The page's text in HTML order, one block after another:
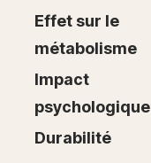
Effet sur le
métabolisme
Impact
psychologique
Durabilité